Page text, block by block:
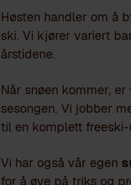
Høsten handler om å
ski. Vi kjører variert
årstidene.
Når snøen kommer, er
sesongen. Vi jobber
til en komplett freeski-
Vi har også vår egen
for å øve på triks og